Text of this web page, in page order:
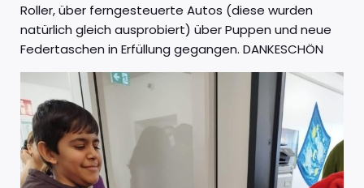
Roller, über ferngesteuerte Autos (diese wurden
natürlich gleich ausprobiert) über Puppen und neue
Federtaschen in Erfüllung gegangen. DANKESCHÖN